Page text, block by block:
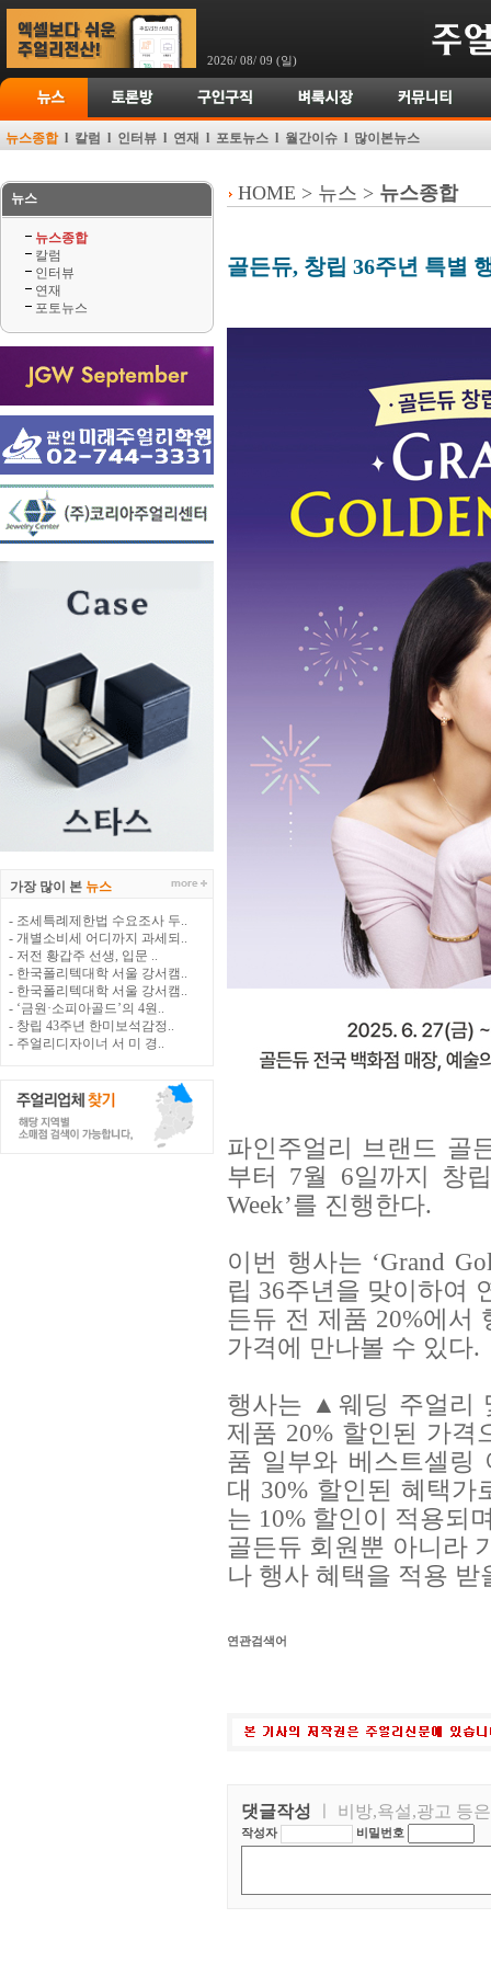
2026/ 08/ 09 (일)
뉴스종합l 칼럼 l 인터뷰 l 연재 l 포토뉴스 l 월간이슈 l 많이본뉴스
뉴스
뉴스종합
칼럼
인터뷰
연재
포토뉴스
가장 많이 본 뉴스
- 조세특례제한법 수요조사 두..
- 개별소비세 어디까지 과세되..
- 저전 황갑주 선생, 입문 ..
- 한국폴리텍대학 서울 강서캠..
- 한국폴리텍대학 서울 강서캠..
- ‘금원·소피아골드’의 4원..
- 창립 43주년 한미보석감정..
- 주얼리디자이너 서 미 경..
HOME > 뉴스 > 뉴스종합
골든듀, 창립 36주년 특별
파인주얼리 브랜드 골
부터 7월 6일까지 창
Week’를 진행한다.
이번 행사는 ‘Grand
립 36주년을 맞이하여
든듀 전 제품 20%에서
가격에 만나볼 수 있다.
행사는 ▲웨딩 주얼리
제품 20% 할인된 가
품 일부와 베스트셀링
대 30% 할인된 혜택가
는 10% 할인이 적용되
골든듀 회원뿐 아니라
나 행사 혜택을 적용 받
연관검색어
댓글작성 ㅣ 비방,욕설,광고 등
작성자 비밀번호